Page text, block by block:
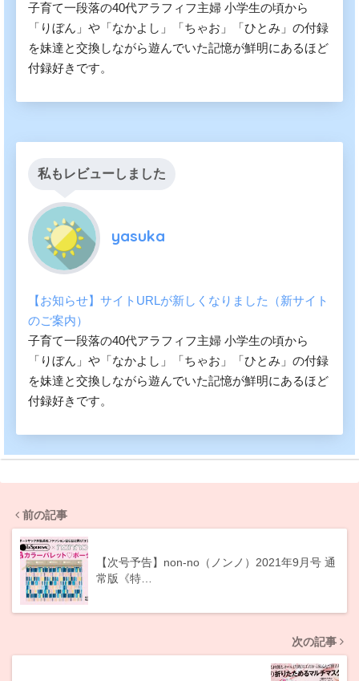
子育て一段落の40代アラフィフ主婦 小学生の頃から
「りぼん」や「なかよし」「ちゃお」「ひとみ」の付録
を妹達と交換しながら遊んでいた記憶が鮮明にあるほど
付録好きです。
私もレビューしました
yasuka
【お知らせ】サイトURLが新しくなりました（新サイト
のご案内）
子育て一段落の40代アラフィフ主婦 小学生の頃から
「りぼん」や「なかよし」「ちゃお」「ひとみ」の付録
を妹達と交換しながら遊んでいた記憶が鮮明にあるほど
付録好きです。
前の記事
【次号予告】non-no（ノンノ）2021年9月号 通
常版《特…
次の記事